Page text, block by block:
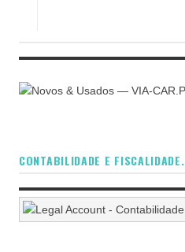
CONTABILIDADE E FISCALIDADE.